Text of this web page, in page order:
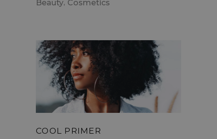
Beauty Cosmetics
COOL PRIMER